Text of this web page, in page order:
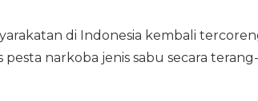
di Indonesia kembali
narkoba jenis sabu secara